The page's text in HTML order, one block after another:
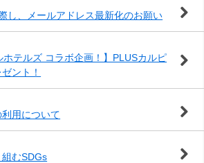
し、メールアドレス最新化のお願い
ホテルズ コラボ企画！】PLUSカルピ
ント！
用について
むSDGs